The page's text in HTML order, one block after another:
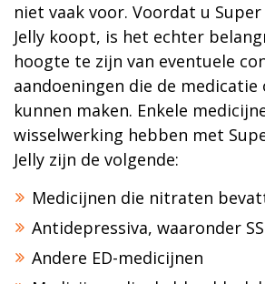
niet vaak voor. Voordat u Super
Jelly koopt, is het echter
hoogte te zijn van eventuele
aandoeningen die de medicatie
kunnen maken. Enkele
wisselwerking hebben met
Jelly zijn de volgende:
Medicijnen die nitraten
Antidepressiva, waaronder
Andere ED-medicijnen